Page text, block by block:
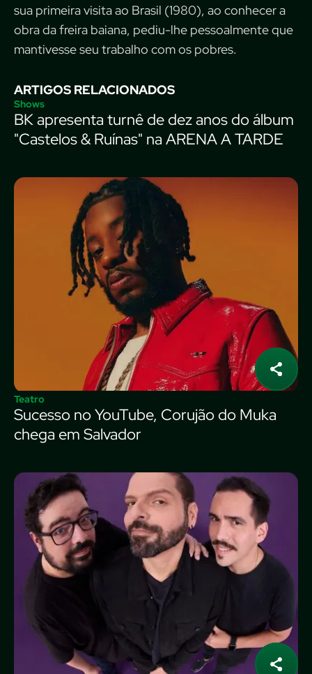
sua primeira visita ao Brasil (1980), ao conhecer a
obra da freira baiana, pediu-lhe pessoalmente que
mantivesse seu trabalho com os pobres.
ARTIGOS RELACIONADOS
Shows
BK apresenta turnê de dez anos do álbum
"Castelos & Ruínas" na ARENA A TARDE
Teatro
Sucesso no YouTube, Corujão do Muka
chega em Salvador